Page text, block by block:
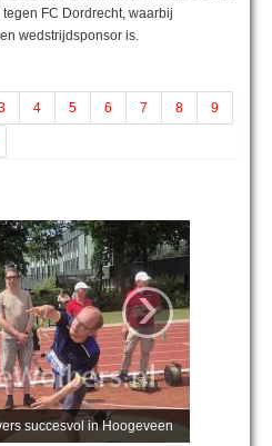
FC Dordrecht, waarbij
wedstrijdsponsor is.
4 5 6 7 8 9
succesvol in Hoogeveen
›